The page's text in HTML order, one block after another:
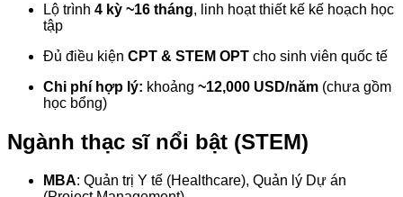
Lộ trình 4 kỳ ~16 tháng, linh hoạt thiết kế kế hoạch học
tập
Đủ điều kiện CPT & STEM OPT cho sinh viên quốc tế
Chi phí hợp lý: khoảng ~12,000 USD/năm (chưa gồm
học bổng)
Ngành thạc sĩ nổi bật (STEM)
MBA: Quản trị Y tế (Healthcare), Quản lý Dự án